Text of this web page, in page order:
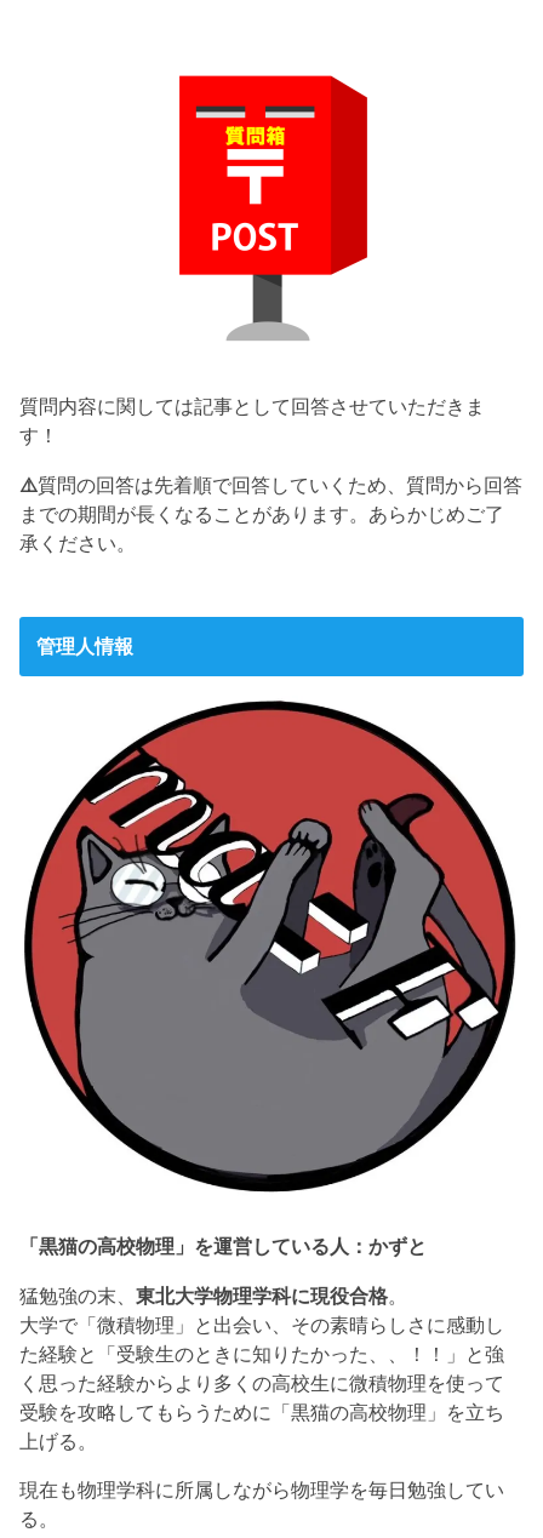
質問内容に関しては記事として回答させていただきま
す！
⚠️質問の回答は先着順で回答していくため、質問から回答
までの期間が長くなることがあります。あらかじめご了
承ください。
管理人情報
「黒猫の高校物理」を運営している人：かずと
猛勉強の末、東北大学物理学科に現役合格。
大学で「微積物理」と出会い、その素晴らしさに感動し
た経験と「受験生のときに知りたかった、、！！」と強
く思った経験からより多くの高校生に微積物理を使って
受験を攻略してもらうために「黒猫の高校物理」を立ち
上げる。
現在も物理学科に所属しながら物理学を毎日勉強してい
る。